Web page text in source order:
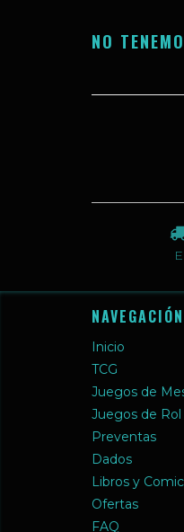
NO
NAVEGACIÓN
Inicio
TCG
Juegos de
Juegos de Rol
Preventas
Dados
Libros y
Ofertas
FAQ